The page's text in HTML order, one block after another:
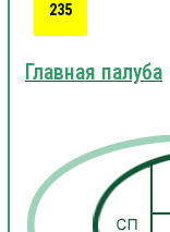
235
Главная палуба